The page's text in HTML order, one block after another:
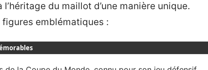
du maillot d’une manière unique.
emblématiques :